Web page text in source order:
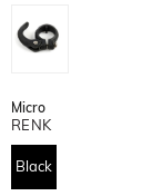
Micro
RENK
Black